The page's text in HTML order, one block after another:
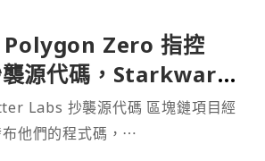
Polygon Zero 指控
源代碼，Starkware
襲源代碼 區塊鏈項目經
他們的程式碼，⋯